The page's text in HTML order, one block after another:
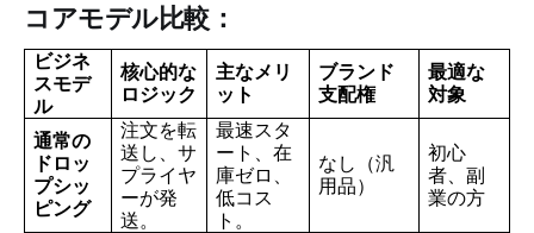
コアモデル比較：
ビジネ
スモデ
ル
核心的な
ロジック
主なメリ
ット
ブランド
支配権
最適な
対象
通常の
ドロッ
プシッ
ピング
注文を転
送し、サ
プライヤ
ーが発
送。
最速スタ
ート、在
庫ゼロ、
低コス
ト。
なし（汎
用品）
初心
者、副
業の方